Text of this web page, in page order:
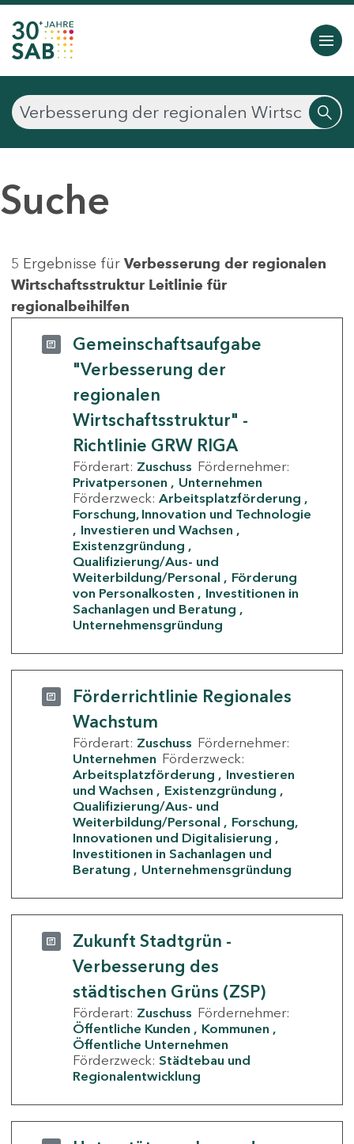
Suche
5 Ergebnisse für Verbesserung der regionalen
Wirtschaftsstruktur Leitlinie für
regionalbeihilfen
Gemeinschaftsaufgabe
"Verbesserung der
regionalen
Wirtschaftsstruktur" -
Richtlinie GRW RIGA
Förderart: Zuschuss Fördernehmer:
Privatpersonen
Unternehmen
Förderzweck: Arbeitsplatzförderung
Forschung, Innovation und Technologie
Investieren und Wachsen
Existenzgründung
Qualifizierung/Aus- und
Weiterbildung/Personal
Förderung
von Personalkosten
Investitionen in
Sachanlagen und Beratung
Unternehmensgründung
Förderrichtlinie Regionales
Wachstum
Förderart: Zuschuss Fördernehmer:
Unternehmen Förderzweck:
Arbeitsplatzförderung
Investieren
und Wachsen
Existenzgründung
Qualifizierung/Aus- und
Weiterbildung/Personal
Forschung,
Innovationen und Digitalisierung
Investitionen in Sachanlagen und
Beratung
Unternehmensgründung
Zukunft Stadtgrün -
Verbesserung des
städtischen Grüns (ZSP)
Förderart: Zuschuss Fördernehmer:
Öffentliche Kunden
Kommunen
Öffentliche Unternehmen
Förderzweck: Städtebau und
Regionalentwicklung